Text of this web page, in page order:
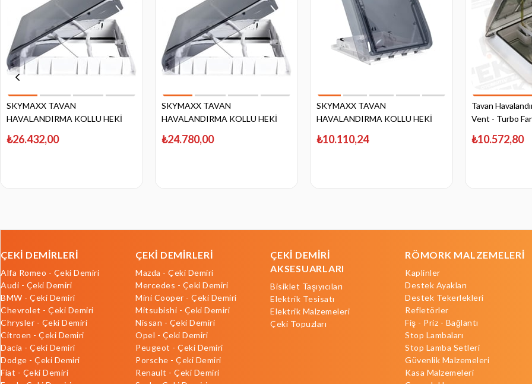
SKYMAXX TAVAN
HAVALANDIRMA KOLLU HEKİ
₺26.432,00
SKYMAXX TAVAN
HAVALANDIRMA KOLLU HEKİ
₺24.780,00
SKYMAXX TAVAN
HAVALANDIRMA KOLLU HEKİ
₺10.110,24
Tavan
Vent - Turbo
₺10.572,80
ÇEKİ DEMİRLERİ
Alfa Romeo - Çeki Demiri
Audi - Çeki Demiri
BMW - Çeki Demiri
Chevrolet - Çeki Demiri
Chrysler - Çeki Demiri
Citroen - Çeki Demiri
Dacia - Çeki Demiri
Dodge - Çeki Demiri
Fiat - Çeki Demiri
ÇEKİ DEMİRLERİ
Mazda - Çeki Demiri
Mercedes - Çeki Demiri
Mini Cooper - Çeki Demiri
Mitsubishi - Çeki Demiri
Nissan - Çeki Demiri
Opel - Çeki Demiri
Peugeot - Çeki Demiri
Porsche - Çeki Demiri
Renault - Çeki Demiri
ÇEKİ DEMİRİ
AKSESUARLARI
Bisiklet Taşıyıcıları
Elektrik Tesisatı
Elektrik Malzemeleri
Çeki Topuzları
RÖMORK MALZEMELERİ
Kaplinler
Destek Ayakları
Destek Tekerlekleri
Refletörler
Fiş - Priz - Bağlantı
Stop Lambaları
Stop Lamba Setleri
Güvenlik Malzemeleri
Kasa Malzemeleri